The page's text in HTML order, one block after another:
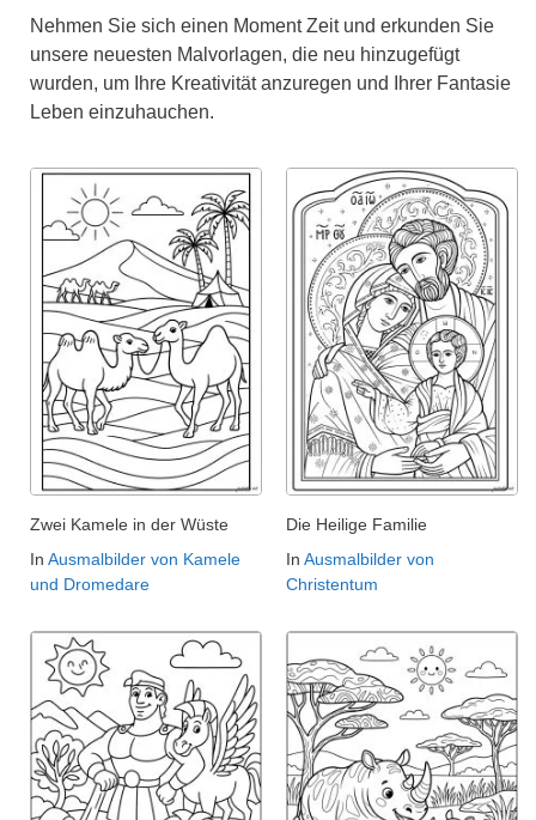
Nehmen Sie sich einen Moment Zeit und erkunden Sie
unsere neuesten Malvorlagen, die neu hinzugefügt
wurden, um Ihre Kreativität anzuregen und Ihrer Fantasie
Leben einzuhauchen.
Zwei Kamele in der Wüste
In Ausmalbilder von Kamele
und Dromedare
Die Heilige Familie
In Ausmalbilder von
Christentum